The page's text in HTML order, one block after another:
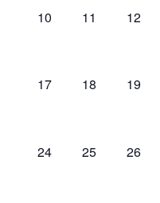
0
10
0
11
0
12
0
17
0
18
0
19
0
24
0
25
0
26